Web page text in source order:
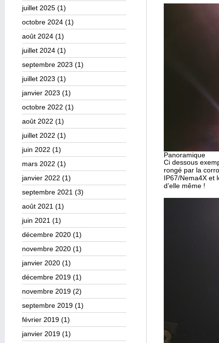
juillet 2025 (1)
octobre 2024 (1)
août 2024 (1)
juillet 2024 (1)
septembre 2023 (1)
juillet 2023 (1)
janvier 2023 (1)
octobre 2022 (1)
août 2022 (1)
juillet 2022 (1)
juin 2022 (1)
mars 2022 (1)
janvier 2022 (1)
septembre 2021 (3)
août 2021 (1)
juin 2021 (1)
décembre 2020 (1)
novembre 2020 (1)
janvier 2020 (1)
décembre 2019 (1)
novembre 2019 (2)
septembre 2019 (1)
février 2019 (1)
janvier 2019 (1)
Panoramique
Ci dessous
rongé par la
IP67/Nema4X et
d’elle même !